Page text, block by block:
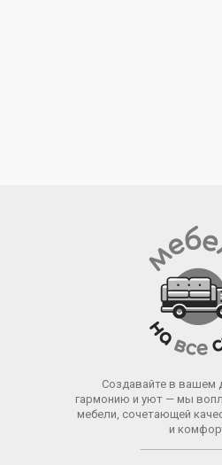
Создавайте в вашем
гармонию и уют — мы
мебели, сочетающей
и